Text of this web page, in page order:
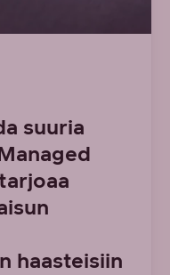
suuria
haasteisiin